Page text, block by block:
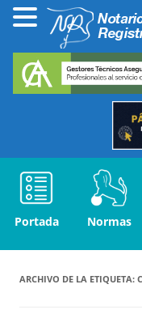
Portada Normas
ARCHIVO DE LA ETIQUETA: